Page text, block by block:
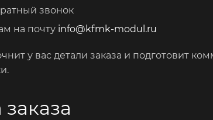
звонок
на почту info@kfmk-modul.ru
у вас детали заказа и подготовит